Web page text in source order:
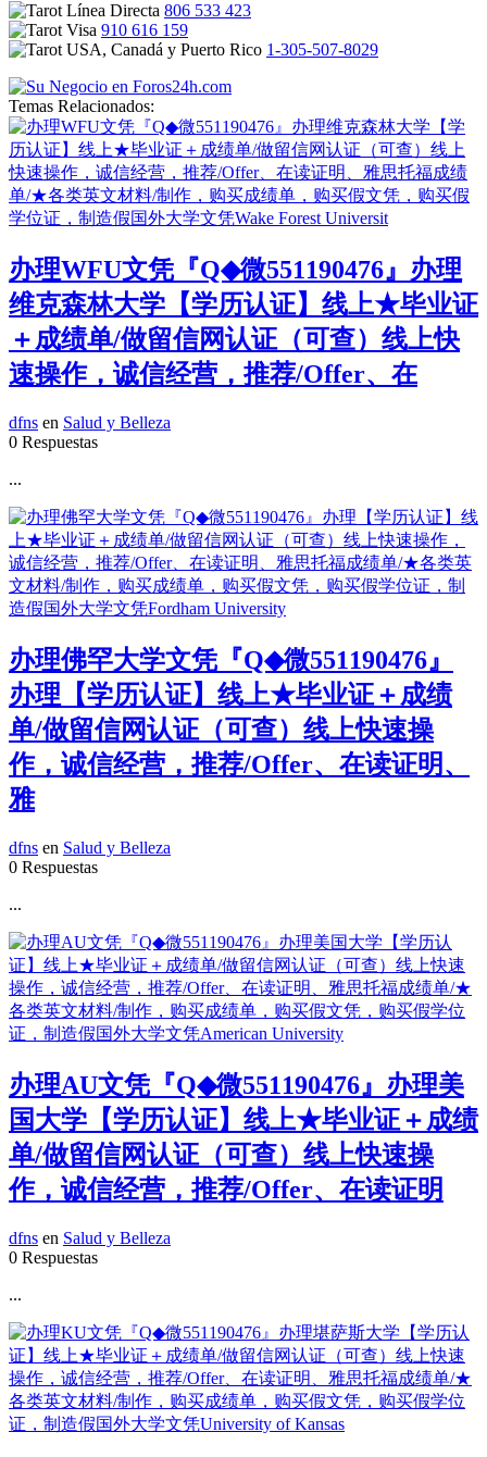
806 533 423
910 616 159
1-305-507-8029
Temas Relacionados:
办理WFU文凭『Q◆微551190476』办理
维克森林大学【学历认证】线上★毕业证
＋成绩单/做留信网认证（可查）线上快
速操作，诚信经营，推荐/Offer、在
dfns en Salud y Belleza
0 Respuestas
...
办理佛罕大学文凭『Q◆微551190476』
办理【学历认证】线上★毕业证＋成绩
单/做留信网认证（可查）线上快速操
作，诚信经营，推荐/Offer、在读证明、
雅
dfns en Salud y Belleza
0 Respuestas
...
办理AU文凭『Q◆微551190476』办理美
国大学【学历认证】线上★毕业证＋成绩
单/做留信网认证（可查）线上快速操
作，诚信经营，推荐/Offer、在读证明
dfns en Salud y Belleza
0 Respuestas
...